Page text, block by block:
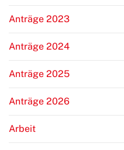
Anträge 2023
Anträge 2024
Anträge 2025
Anträge 2026
Arbeit